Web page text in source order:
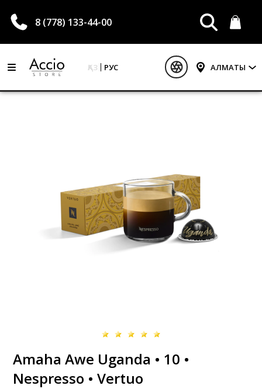
8 (778) 133-44-00
ҚАЗ РУС АЛМАТЫ
Amaha Awe Uganda • 10 •
Nespresso • Vertuo